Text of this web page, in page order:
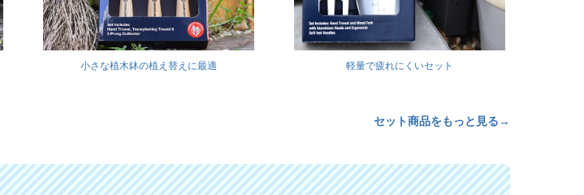
小さな植木鉢の植え替えに最適 軽量で疲れにくいセット
セット商品をもっと見る→